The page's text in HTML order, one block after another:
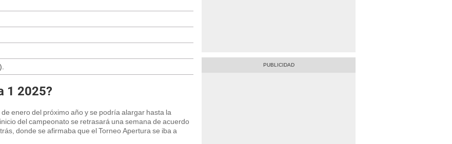
1 2025?
enero del próximo año y se podría alargar hasta la
del campeonato se retrasará una semana de acuerdo
donde se afirmaba que el Torneo Apertura se iba a